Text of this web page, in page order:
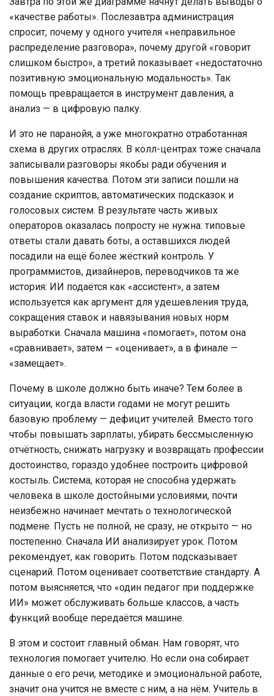
«качестве работы». Послезавтра администрация
спросит, почему у одного учителя «неправильное
распределение разговора», почему другой «говорит
слишком быстро», а третий показывает «недостаточно
позитивную эмоциональную модальность». Так
помощь превращается в инструмент давления, а
анализ — в цифровую палку.
И это не паранойя, а уже многократно отработанная
схема в других отраслях. В колл-центрах тоже сначала
записывали разговоры якобы ради обучения и
повышения качества. Потом эти записи пошли на
создание скриптов, автоматических подсказок и
голосовых систем. В результате часть живых
операторов оказалась попросту не нужна: типовые
ответы стали давать боты, а оставшихся людей
посадили на ещё более жёсткий контроль. У
программистов, дизайнеров, переводчиков та же
история: ИИ подаётся как «ассистент», а затем
используется как аргумент для удешевления труда,
сокращения ставок и навязывания новых норм
выработки. Сначала машина «помогает», потом она
«сравнивает», затем — «оценивает», а в финале —
«замещает».
Почему в школе должно быть иначе? Тем более в
ситуации, когда власти годами не могут решить
базовую проблему — дефицит учителей. Вместо того
чтобы повышать зарплаты, убирать бессмысленную
отчётность, снижать нагрузку и возвращать профессии
достоинство, гораздо удобнее построить цифровой
костыль. Система, которая не способна удержать
человека в школе достойными условиями, почти
неизбежно начинает мечтать о технологической
подмене. Пусть не полной, не сразу, не открыто — но
постепенно. Сначала ИИ анализирует урок. Потом
рекомендует, как говорить. Потом подсказывает
сценарий. Потом оценивает соответствие стандарту. А
потом выясняется, что «один педагог при поддержке
ИИ» может обслуживать больше классов, а часть
функций вообще передаётся машине.
В этом и состоит главный обман. Нам говорят, что
технология помогает учителю. Но если она собирает
данные о его речи, методике и эмоциональной работе,
значит она учится не вместе с ним, а на нём. Учитель в